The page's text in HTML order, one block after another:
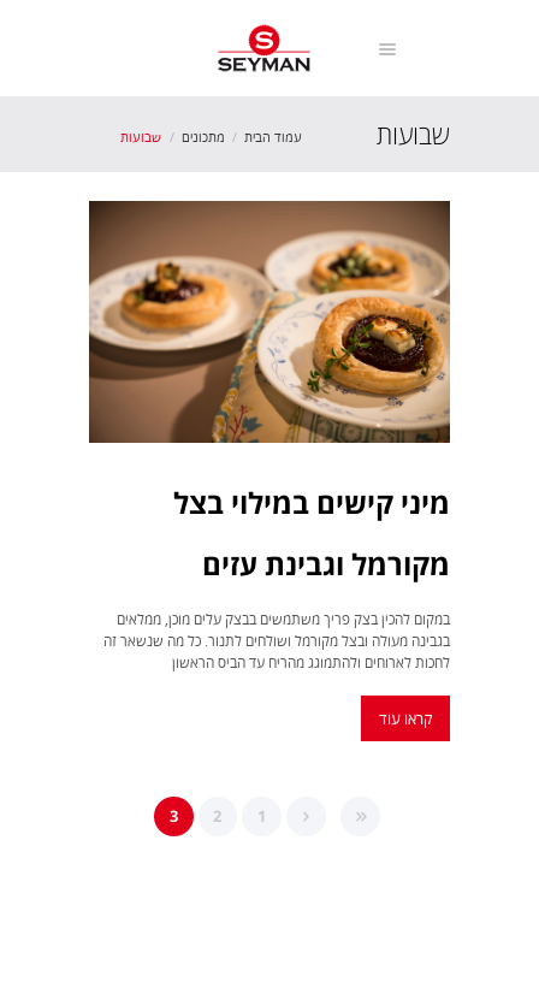
שבועות עמוד הבית מתכונים שבועות
מיני קישים במילוי בצל
מקורמל וגבינת עזים
במקום להכין בצק פריך משתמשים בבצק עלים מוכן, ממלאים
בגבינה מעולה ובצל מקורמל ושולחים לתנור. כל מה שנשאר זה
לחכות לארוחים ולהתמוגג מהריח עד הביס הראשון
קראו עוד
1
2
3